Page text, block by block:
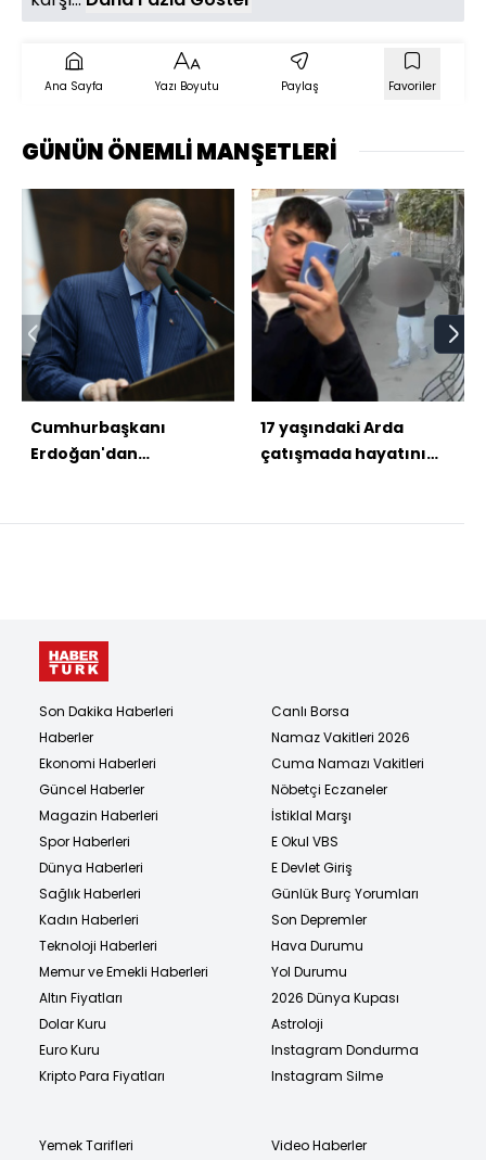
Ana Sayfa Yazı Boyutu Paylaş Favoriler
GÜNÜN ÖNEMLİ MANŞETLERİ
Cumhurbaşkanı
Erdoğan'dan
17 yaşındaki Arda
çatışmada hayatını
Son Dakika Haberleri
Haberler
Ekonomi Haberleri
Güncel Haberler
Magazin Haberleri
Spor Haberleri
Dünya Haberleri
Sağlık Haberleri
Kadın Haberleri
Teknoloji Haberleri
Memur ve Emekli Haberleri
Altın Fiyatları
Dolar Kuru
Euro Kuru
Kripto Para Fiyatları
Canlı Borsa
Namaz Vakitleri 2026
Cuma Namazı Vakitleri
Nöbetçi Eczaneler
İstiklal Marşı
E Okul VBS
E Devlet Giriş
Günlük Burç Yorumları
Son Depremler
Hava Durumu
Yol Durumu
2026 Dünya Kupası
Astroloji
Instagram Dondurma
Instagram Silme
Yemek Tarifleri
Video Haberler